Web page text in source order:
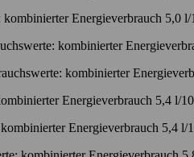
kombinierter Energieverbrauch 5,0
kombinierter
kombinierter
Energieverbrauch 5,4 l/
Energieverbrauch 5,4